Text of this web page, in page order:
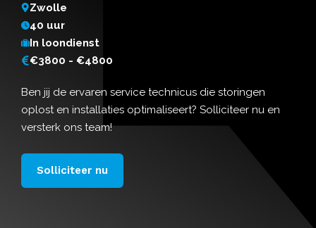
Zwolle
40 uur
In loondienst
€3800 - €4800
Ben jij de ervaren service technicus die storingen
oplost en installaties optimaliseert? Solliciteer nu en
versterk ons team!
Solliciteer nu